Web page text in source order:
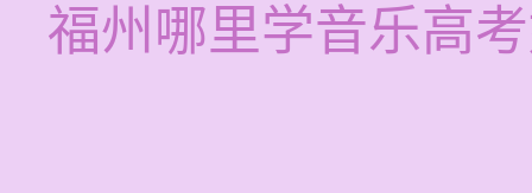
福州哪里学音乐高